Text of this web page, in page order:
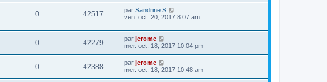
0 42517 par Sandrine S
ven. oct. 20, 2017 8:07 am
0 42279 par jerome
mer. oct. 18, 2017 10:04 pm
0 42388 par jerome
mer. oct. 18, 2017 10:48 am